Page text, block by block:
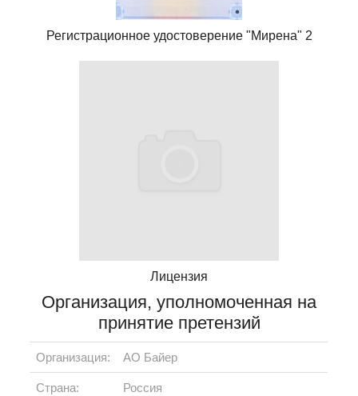
Регистрационное удостоверение "Мирена" 2
Лицензия
Организация, уполномоченная на
принятие претензий
Организация: АО Байер
Страна: Россия